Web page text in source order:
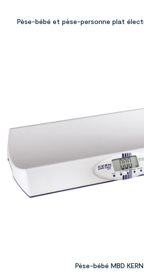
Pèse-bébé et pèse-personne plat
Pèse-bébé MBD KERN